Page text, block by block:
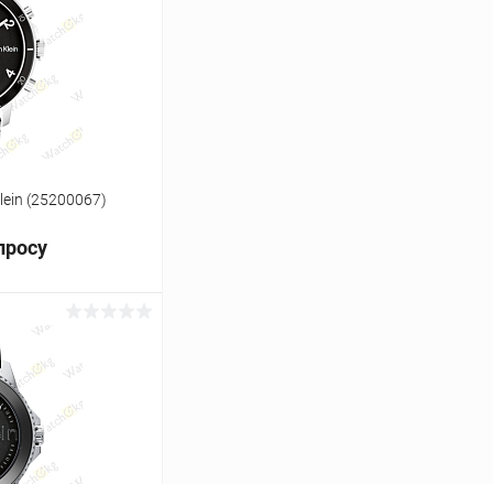
Сравнение
Под заказ
(25200067)
цену
Сравнение
Под заказ